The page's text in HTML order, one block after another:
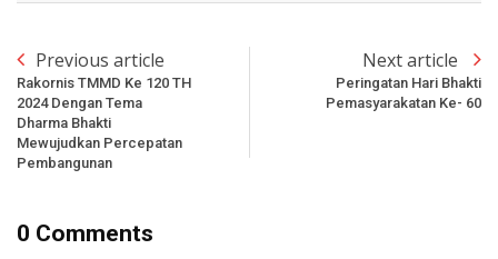
Previous article
Rakornis TMMD Ke 120 TH
2024 Dengan Tema
Dharma Bhakti
Mewujudkan Percepatan
Pembangunan
Next article
Peringatan Hari Bhakti
Pemasyarakatan Ke- 60
0 Comments